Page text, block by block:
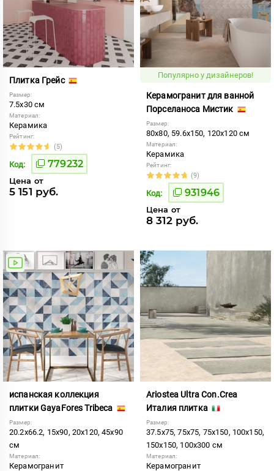
Плитка Грейс
Размер:
7.5x30 см
Материал:
Керамика
Рейтинг:
(5)
Код: 779232
Цена от
5 151 руб.
Популярно у дизайнеров!
Керамогранит для ванной
Порселаноса Мистик
Размер:
80x80, 59.6x150, 120x120 см
Материал:
Керамика
Рейтинг:
(9)
Код: 931946
Цена от
8 312 руб.
испанская коллекция
плитки GayaFores Tribeca
Размер:
20.2x66.2, 15x90, 20x120, 45x90
см
Материал:
Керамогранит
Ariostea Ultra Con.Crea
Италия плитка
Размер:
37.5x75, 75x75, 75x150, 100x150,
150x150, 100x300 см
Материал:
Керамогранит